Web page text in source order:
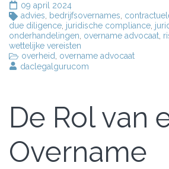
09 april 2024
advies
bedrijfsovernames
due diligence juridische compliance
onderhandelingen overname advocaat
wettelijke vereisten
overheid
overname advocaat
daclegalgurucom
De Rol van
Overname